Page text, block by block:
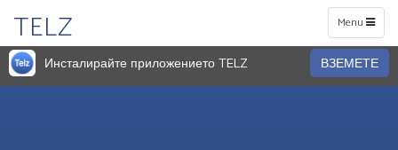
Toggle
navigation
Menu
TELZ
Инсталирайте приложението TELZ ВЗЕМЕТЕ